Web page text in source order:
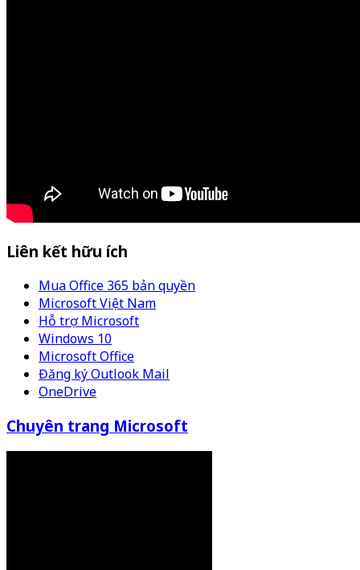
Liên kết hữu ích
Mua Office 365 bản quyền
Microsoft Việt Nam
Hỗ trợ Microsoft
Windows 10
Microsoft Office
Đăng ký Outlook Mail
OneDrive
Chuyên trang Microsoft